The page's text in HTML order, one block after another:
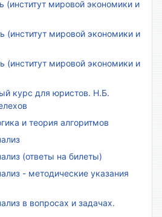
(институт мировой экономики и
(институт мировой экономики и
(институт мировой экономики и
курс для юристов. Н.Б.
и теория алгоритмов
(ответы на билеты)
- методические указания
в вопросах и задачах.